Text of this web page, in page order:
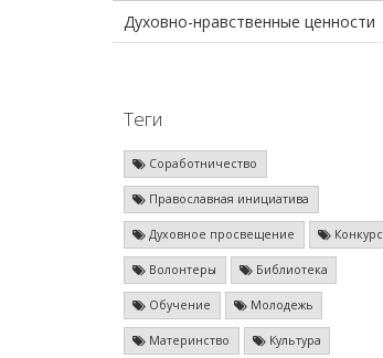
Духовно-нравственные ценности
Теги
Соработничество
Православная инициатива
Духовное просвещение Конкурс
Волонтеры Библиотека
Обучение Молодежь
Материнство Культура